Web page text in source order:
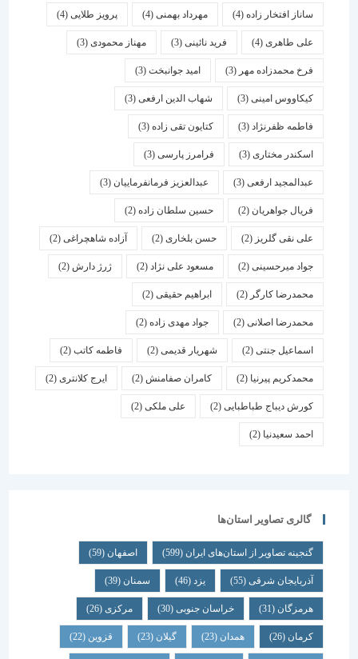
ساناز افتخار زاده(4) مهرداد بهمنی (4) پرویز طلایی(4)
علی طاهری(4) فرید نائینی(3) مهناز محمودی(3)
فرخ محمدزاده مهر(3) امید جوانبخت(3)
کیکاووس امینی(3) شهاب الدین ارفعی(3)
فاطمه ظفرنژاد(3) کتایون تقی زاده(3)
اسكندر مختاری (3) فرامرز پارسی(3)
عبدالمجید ارفعی(3) عبدالعزیز فرمانفرماییان(3)
فریال جواهریان(2) حسین سلطان زاده(2)
علی نقی گلریز(2) حسن بلخاری(2) آزاده شاهچراغی(2)
جواد میرحسینی(2) مسعود علی نژاد(2) ژرژ دارش (2)
محمدرضا کارگر(2) ابراهیم حقیقی(2)
محمدرضا اصلانی(2) جواد مهدی زاده(2)
اسماعیل جنتی(2) شهریار قدیمی(2) فاطمه کاتب(2)
محمدکریم پیرنیا (2) کامران صفامنش(2) ایرج کلانتری (2)
کورش دیباج طباطبایی(2) علی ملکی(2)
احمد سعیدنیا (2)
گالری تصاویر استان‌ها
گنجینه تصاویر از استان‌های ایران(599) اصفهان (59)
آذربایجان شرقی(55) یزد سمنان (39)
هرمزگان(31) خراسان جنوبی(30) مرکزی (26)
همدان گیلان قزوین